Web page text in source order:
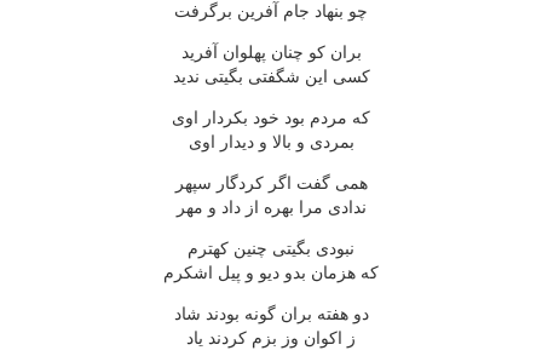
چو بنهاد جام آفرین برگرفت
بران کو چنان پهلوان آفرید
کسی این شگفتی بگیتی ندید
که مردم بود خود بکردار اوی
بمردی و بالا و دیدار اوی
همی گفت اگر کردگار سپهر
ندادی مرا بهره از داد و مهر
نبودی بگیتی چنین کهترم
که هزمان بدو دیو و پیل اشکرم
دو هفته بران گونه بودند شاد
ز اکوان وز بزم کردند یاد